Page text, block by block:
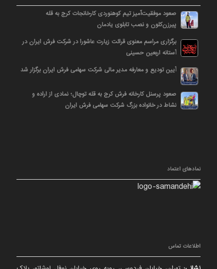
صعود موفقیت‌آمیز تیم کوهنوردی کارخانجات کرج به قله
پیرزن‌کلون و نصب تابلوی یادمان
برگزاری مراسم معنوی قرائت زیارت عاشورا در شرکت فرش ایران در
آستانه اربعین حسینی
آیین تودیع و معارفه مدیر مالی شرکت سهامی فرش ایران برگزار شد
صعود پرسنل کارخانه فرش کرج به قله توچال؛ نمادی از اراده و
نشاط در خانواده بزرگ شرکت سهامی فرش ایران
نمادهای اعتماد
اطلاعات تماس